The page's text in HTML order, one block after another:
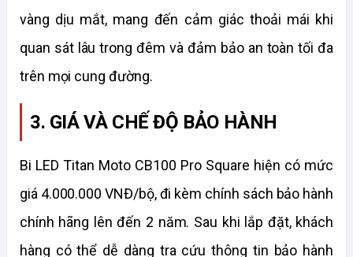
vàng dịu mắt, mang đến cảm giác thoải mái khi
quan sát lâu trong đêm và đảm bảo an toàn tối đa
trên mọi cung đường.
3. GIÁ VÀ CHẾ ĐỘ BẢO HÀNH
Bi LED Titan Moto CB100 Pro Square hiện có mức
giá 4.000.000 VNĐ/bộ, đi kèm chính sách bảo hành
chính hãng lên đến 2 năm. Sau khi lắp đặt, khách
hàng có thể dễ dàng tra cứu thông tin bảo hành